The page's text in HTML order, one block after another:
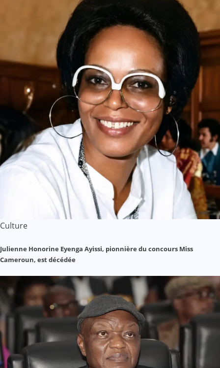
Culture
Julienne Honorine Eyenga Ayissi, pionnière du concours Miss
Cameroun, est décédée